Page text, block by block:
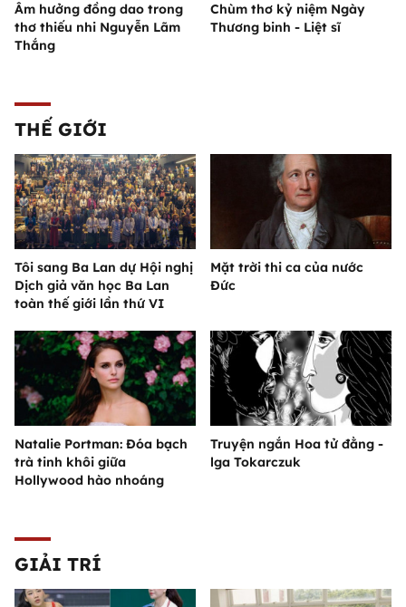
Âm hưởng đồng dao trong
thơ thiếu nhi Nguyễn Lãm
Thắng
Chùm thơ kỷ niệm Ngày
Thương binh - Liệt sĩ
THẾ GIỚI
Tôi sang Ba Lan dự Hội nghị
Dịch giả văn học Ba Lan
toàn thế giới lần thứ VI
Mặt trời thi ca của nước
Đức
Natalie Portman: Đóa bạch
trà tinh khôi giữa
Hollywood hào nhoáng
Truyện ngắn Hoa tử đằng -
lga Tokarczuk
GIẢI TRÍ